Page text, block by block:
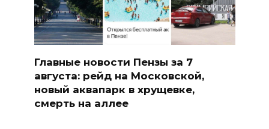
Главные новости Пензы за 7
августа: рейд на Московской,
новый аквапарк в хрущевке,
смерть на аллее